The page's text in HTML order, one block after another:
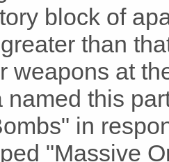
block of
than
weapons at
named this
in
"Massive